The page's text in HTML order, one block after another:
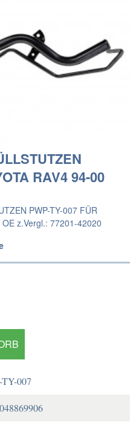
RAV4 94-00
PWP-TY-007 FÜR
z.Vergl.: 77201-42020
TY-007